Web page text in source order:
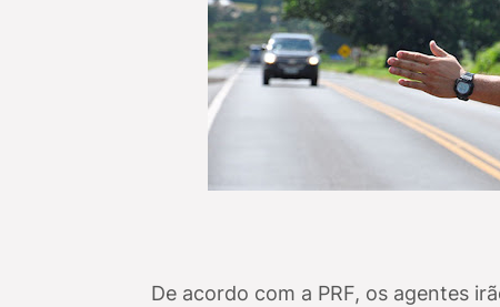
De acordo com a PRF, os agentes